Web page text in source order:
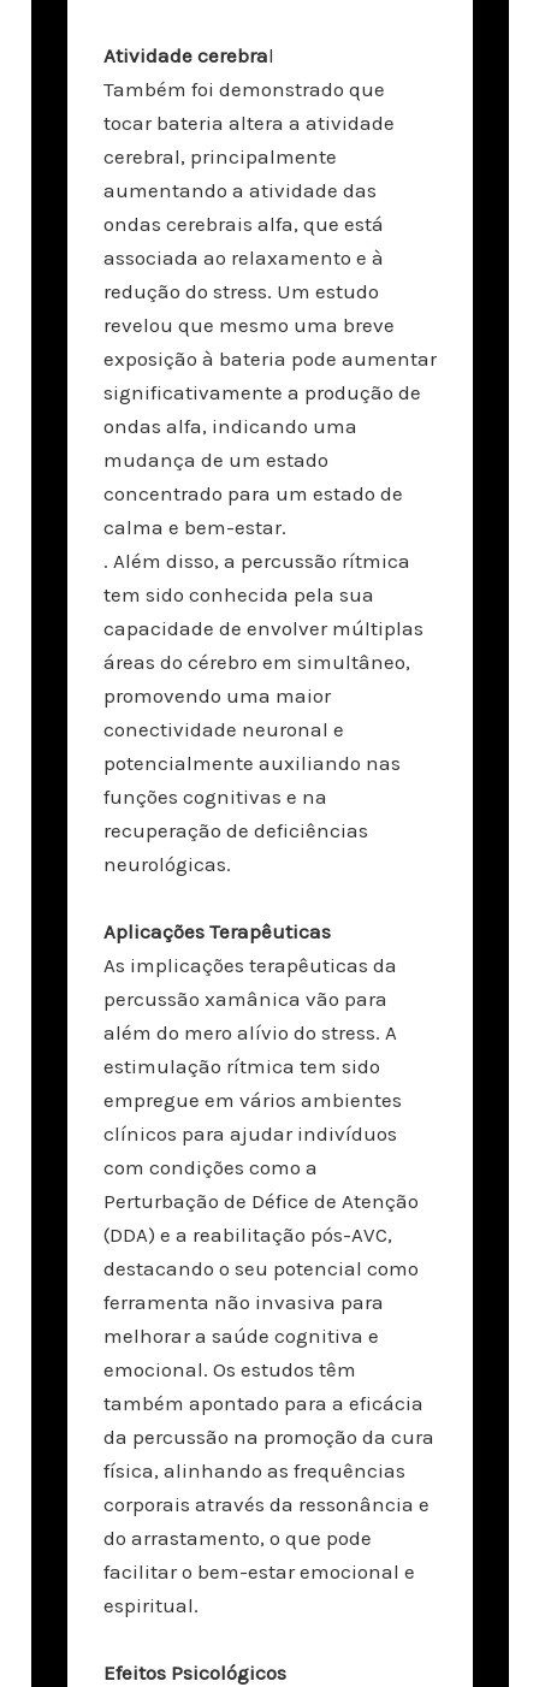
Atividade cerebral
Também foi demonstrado que
tocar bateria altera a atividade
cerebral, principalmente
aumentando a atividade das
ondas cerebrais alfa, que está
associada ao relaxamento e à
redução do stress. Um estudo
revelou que mesmo uma breve
exposição à bateria pode aumentar
significativamente a produção de
ondas alfa, indicando uma
mudança de um estado
concentrado para um estado de
calma e bem-estar.
. Além disso, a percussão rítmica
tem sido conhecida pela sua
capacidade de envolver múltiplas
áreas do cérebro em simultâneo,
promovendo uma maior
conectividade neuronal e
potencialmente auxiliando nas
funções cognitivas e na
recuperação de deficiências
neurológicas.
Aplicações Terapêuticas
As implicações terapêuticas da
percussão xamânica vão para
além do mero alívio do stress. A
estimulação rítmica tem sido
empregue em vários ambientes
clínicos para ajudar indivíduos
com condições como a
Perturbação de Défice de Atenção
(DDA) e a reabilitação pós-AVC,
destacando o seu potencial como
ferramenta não invasiva para
melhorar a saúde cognitiva e
emocional. Os estudos têm
também apontado para a eficácia
da percussão na promoção da cura
física, alinhando as frequências
corporais através da ressonância e
do arrastamento, o que pode
facilitar o bem-estar emocional e
espiritual.
Efeitos Psicológicos